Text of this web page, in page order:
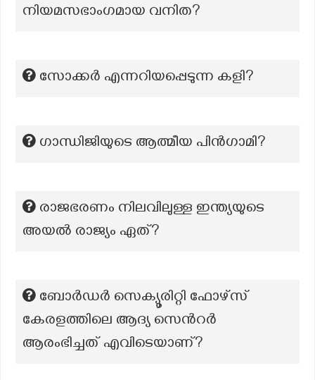
നിയമസഭാംഗമായ വനിത?
സോക്കർ എന്നറിയപ്പെടുന്ന കളി?
ഗാന്ധിജിയുടെ ആത്മീയ പിൻഗാമി?
രാജഭരണം നിലവിലുള്ള ഇന്ത്യയുടെ
അയൽ രാജ്യം ഏത്?
ബോർഡർ സെക്യൂരിറ്റി ഫോഴ്സ്
കേരളത്തിലെ ആദ്യ സെൻറർ
ആരംഭിച്ചത് എവിടെയാണ്?